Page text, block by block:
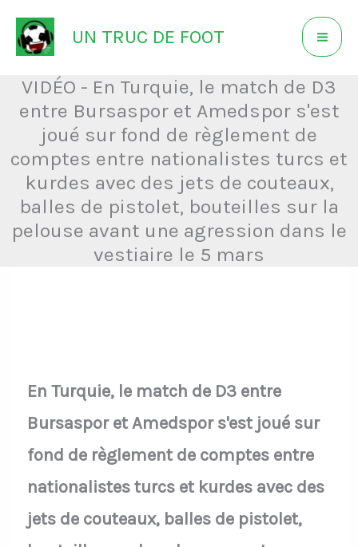
Aller
au
contenu
UN TRUC DE FOOT
VIDÉO - En Turquie, le match de D3
entre Bursaspor et Amedspor s'est
joué sur fond de règlement de
comptes entre nationalistes turcs et
kurdes avec des jets de couteaux,
balles de pistolet, bouteilles sur la
pelouse avant une agression dans le
vestiaire le 5 mars
En Turquie, le match de D3 entre
Bursaspor et Amedspor s'est joué sur
fond de règlement de comptes entre
nationalistes turcs et kurdes avec des
jets de couteaux, balles de pistolet,